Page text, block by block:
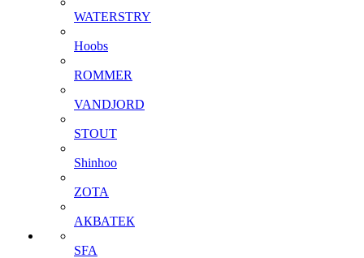
WATERSTRY
Hoobs
ROMMER
VANDJORD
STOUT
Shinhoo
ZOTA
АКВАТЕК
SFA